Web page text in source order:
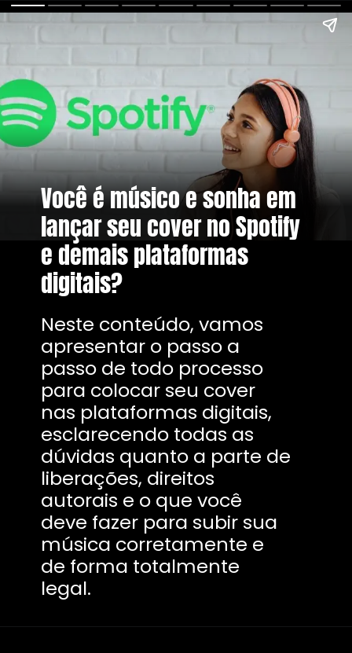
Você é músico e sonha em
lançar seu cover no Spotify
e demais plataformas
digitais?
Neste conteúdo, vamos
apresentar o passo a
passo de todo processo
para colocar seu cover
nas plataformas digitais,
esclarecendo todas as
dúvidas quanto a parte de
liberações, direitos
autorais e o que você
deve fazer para subir sua
música corretamente e
de forma totalmente
legal.